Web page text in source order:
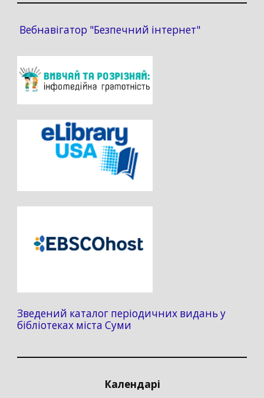
Вебнавігатор "Безпечний інтернет"
Зведений каталог періодичних видань у
бібліотеках міста Суми
Календарі